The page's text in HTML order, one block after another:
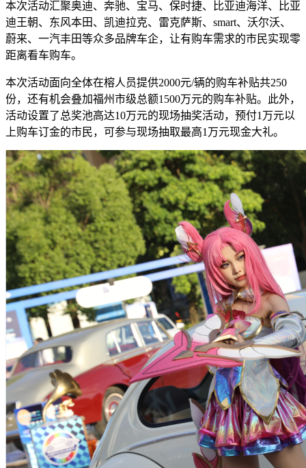
本次活动汇聚奥迪、奔驰、宝马、保时捷、比亚迪海洋、比亚
迪王朝、东风本田、凯迪拉克、雷克萨斯、smart、沃尔沃、
蔚来、一汽丰田等众多品牌车企，让有购车需求的市民实现零
距离看车购车。
本次活动面向全体在榕人员提供2000元/辆的购车补贴共250
份，还有机会叠加福州市级总额1500万元的购车补贴。此外，
活动设置了总奖池高达10万元的现场抽奖活动，预付1万元以
上购车订金的市民，可参与现场抽取最高1万元现金大礼。